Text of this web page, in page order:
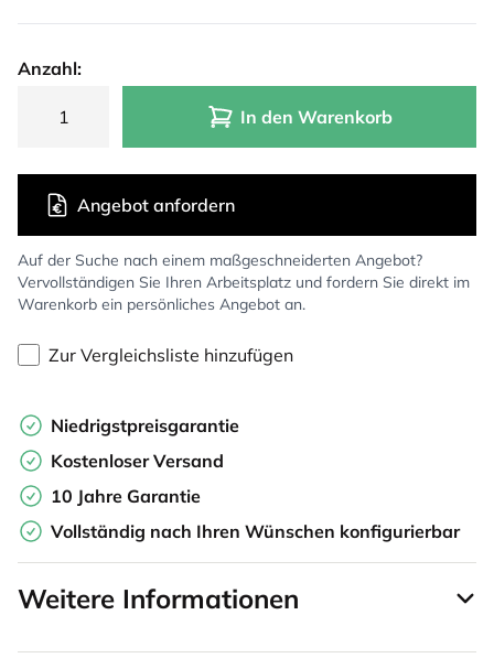
Anzahl:
In den Warenkorb
Auf der Suche nach einem maßgeschneiderten Angebot?
Vervollständigen Sie Ihren Arbeitsplatz und fordern Sie direkt im
Warenkorb ein persönliches Angebot an.
Angebot anfordern
Zur Vergleichsliste hinzufügen
Niedrigstpreisgarantie
Kostenloser Versand
10 Jahre Garantie
Vollständig nach Ihren Wünschen konfigurierbar
Weitere Informationen